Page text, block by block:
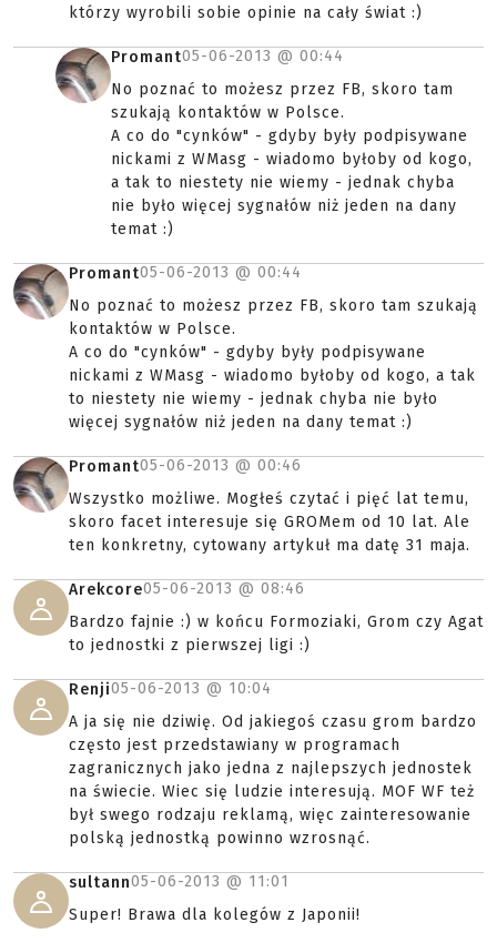
którzy wyrobili sobie opinie na cały świat :)
Promant05-06-2013 @ 00:44
No poznać to możesz przez FB, skoro tam
szukają kontaktów w Polsce.
A co do "cynków" - gdyby były podpisywane
nickami z WMasg - wiadomo byłoby od kogo,
a tak to niestety nie wiemy - jednak chyba
nie było więcej sygnałów niż jeden na dany
temat :)
Promant05-06-2013 @ 00:44
No poznać to możesz przez FB, skoro tam szukają
kontaktów w Polsce.
A co do "cynków" - gdyby były podpisywane
nickami z WMasg - wiadomo byłoby od kogo, a tak
to niestety nie wiemy - jednak chyba nie było
więcej sygnałów niż jeden na dany temat :)
Promant05-06-2013 @ 00:46
Wszystko możliwe. Mogłeś czytać i pięć lat temu,
skoro facet interesuje się GROMem od 10 lat. Ale
ten konkretny, cytowany artykuł ma datę 31 maja.
Arekcore05-06-2013 @ 08:46
Bardzo fajnie :) w końcu Formoziaki, Grom czy Agat
to jednostki z pierwszej ligi :)
Renji05-06-2013 @ 10:04
A ja się nie dziwię. Od jakiegoś czasu grom bardzo
często jest przedstawiany w programach
zagranicznych jako jedna z najlepszych jednostek
na świecie. Wiec się ludzie interesują. MOF WF też
był swego rodzaju reklamą, więc zainteresowanie
polską jednostką powinno wzrosnąć.
sultann05-06-2013 @ 11:01
Super! Brawa dla kolegów z Japonii!